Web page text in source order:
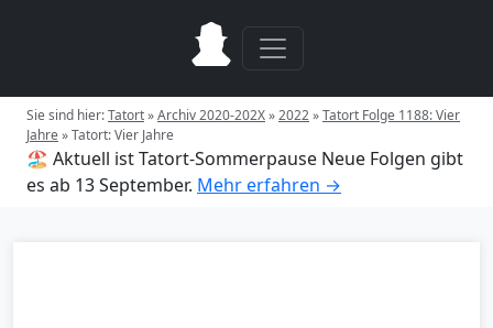
Sie sind hier:Tatort»Archiv 2020-202X»2022»Tatort Folge 1188: Vier
Jahre»Tatort: Vier Jahre
🏖️ Aktuell ist Tatort-Sommerpause Neue Folgen gibt
es ab 13 September. Mehr erfahren →